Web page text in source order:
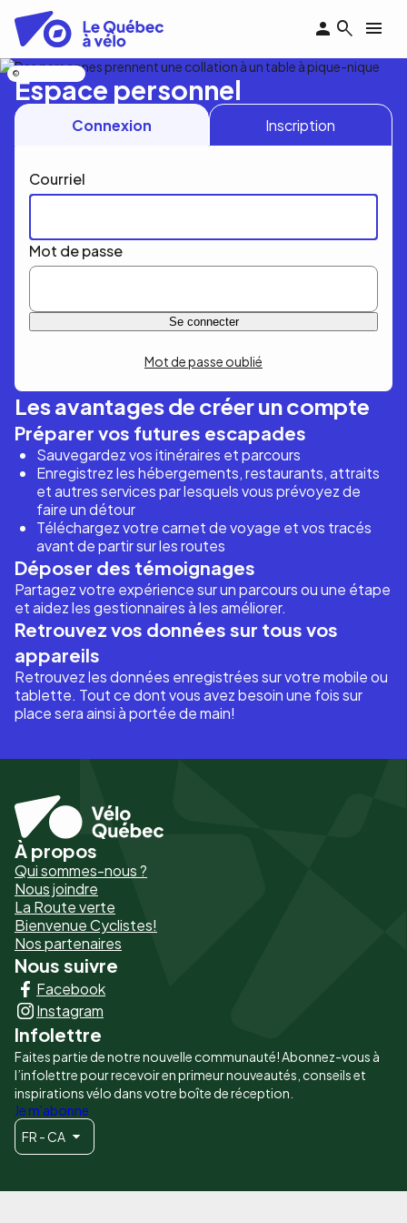
contenu
principal
Espace personnel
Connexion Inscription
Courriel
Mot de passe
Mot de passe oublié
Les avantages de créer un compte
Préparer vos futures escapades
Sauvegardez vos itinéraires et parcours
Enregistrez les hébergements, restaurants, attraits
et autres services par lesquels vous prévoyez de
faire un détour
Téléchargez votre carnet de voyage et vos tracés
avant de partir sur les routes
Déposer des témoignages
Partagez votre expérience sur un parcours ou une étape
et aidez les gestionnaires à les améliorer.
Retrouvez vos données sur tous vos
appareils
Retrouvez les données enregistrées sur votre mobile ou
tablette. Tout ce dont vous avez besoin une fois sur
place sera ainsi à portée de main!
Pied
de
page
-
Liens
principaux
À propos
Qui sommes-nous ?
Nous joindre
La Route verte
Bienvenue Cyclistes!
Nos partenaires
Nous suivre
Facebook
Instagram
Infolettre
Faites partie de notre nouvelle communauté! Abonnez-vous à
l’infolettre pour recevoir en primeur nouveautés, conseils et
inspirations vélo dans votre boîte de réception.
Je m'abonne
FR - CA